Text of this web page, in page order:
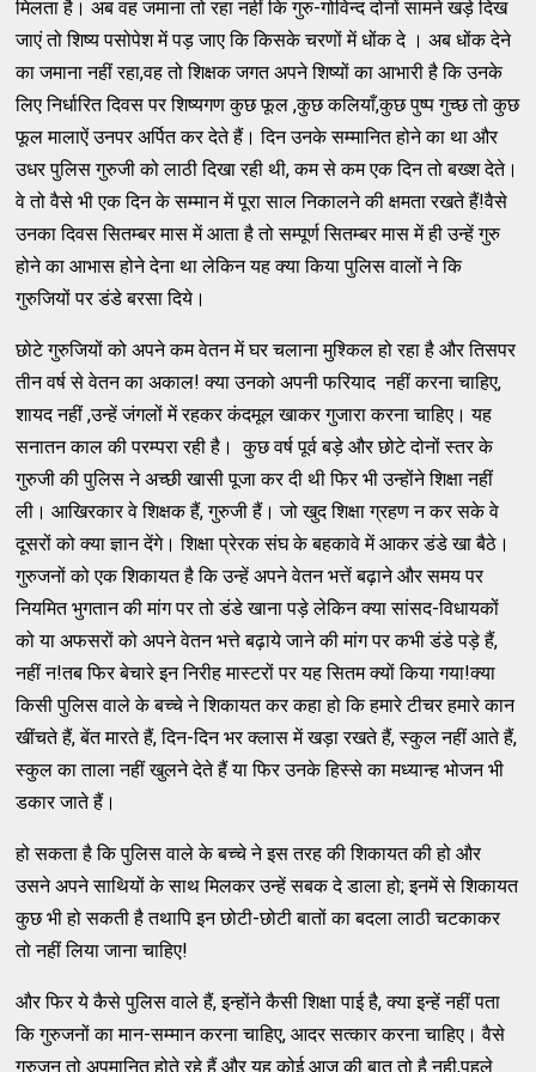
मिलता है। अब वह जमाना तो रहा नहीं कि गुरु-गोविन्द दोनों सामने खड़े दिख
जाएं तो शिष्य पसोपेश में पड़ जाए कि किसके चरणों में धोंक दे । अब धोंक देने
का जमाना नहीं रहा,वह तो शिक्षक जगत अपने शिष्यों का आभारी है कि उनके
लिए निर्धारित दिवस पर शिष्यगण कुछ फूल ,कुछ कलियाँ,कुछ पुष्प गुच्छ तो कुछ
फूल मालाऐं उनपर अर्पित कर देते हैं। दिन उनके सम्मानित होने का था और
उधर पुलिस गुरुजी को लाठी दिखा रही थी, कम से कम एक दिन तो बख्श देते।
वे तो वैसे भी एक दिन के सम्मान में पूरा साल निकालने की क्षमता रखते हैं!वैसे
उनका दिवस सितम्बर मास में आता है तो सम्पूर्ण सितम्बर मास में ही उन्हें गुरु
होने का आभास होने देना था लेकिन यह क्या किया पुलिस वालों ने कि
गुरुजियों पर डंडे बरसा दिये।
छोटे गुरुजियों को अपने कम वेतन में घर चलाना मुश्किल हो रहा है और तिसपर
तीन वर्ष से वेतन का अकाल! क्या उनको अपनी फरियाद नहीं करना चाहिए,
शायद नहीं ,उन्हें जंगलों में रहकर कंदमूल खाकर गुजारा करना चाहिए। यह
सनातन काल की परम्परा रही है। कुछ वर्ष पूर्व बड़े और छोटे दोनों स्तर के
गुरुजी की पुलिस ने अच्छी खासी पूजा कर दी थी फिर भी उन्होंने शिक्षा नहीं
ली। आखिरकार वे शिक्षक हैं, गुरुजी हैं। जो खुद शिक्षा ग्रहण न कर सके वे
दूसरों को क्या ज्ञान देंगे। शिक्षा प्रेरक संघ के बहकावे में आकर डंडे खा बैठे।
गुरुजनों को एक शिकायत है कि उन्हें अपने वेतन भत्तें बढ़ाने और समय पर
नियमित भुगतान की मांग पर तो डंडे खाना पड़े लेकिन क्या सांसद-विधायकों
को या अफसरों को अपने वेतन भत्ते बढ़ाये जाने की मांग पर कभी डंडे पड़े हैं,
नहीं न!तब फिर बेचारे इन निरीह मास्टरों पर यह सितम क्यों किया गया!क्या
किसी पुलिस वाले के बच्चे ने शिकायत कर कहा हो कि हमारे टीचर हमारे कान
खींचते हैं, बेंत मारते हैं, दिन-दिन भर क्लास में खड़ा रखते हैं, स्कुल नहीं आते हैं,
स्कुल का ताला नहीं खुलने देते हैं या फिर उनके हिस्से का मध्यान्ह भोजन भी
डकार जाते हैं।
हो सकता है कि पुलिस वाले के बच्चे ने इस तरह की शिकायत की हो और
उसने अपने साथियों के साथ मिलकर उन्हें सबक दे डाला हो; इनमें से शिकायत
कुछ भी हो सकती है तथापि इन छोटी-छोटी बातों का बदला लाठी चटकाकर
तो नहीं लिया जाना चाहिए!
और फिर ये कैसे पुलिस वाले हैं, इन्होंने कैसी शिक्षा पाई है, क्या इन्हें नहीं पता
कि गुरुजनों का मान-सम्मान करना चाहिए, आदर सत्कार करना चाहिए। वैसे
गुरुजन तो अपमानित होते रहे हैं और यह कोई आज की बात तो है नही,पहले